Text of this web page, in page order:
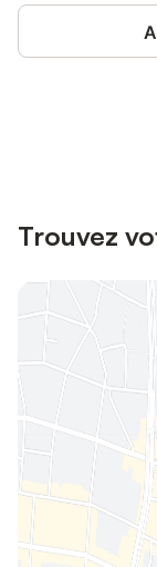
Trouvez